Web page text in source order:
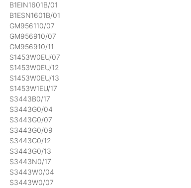
B1EIN1601B/01
B1ESN1601B/01
GM956110/07
GM956910/07
GM956910/11
S1453W0EU/07
S1453W0EU/12
S1453W0EU/13
S1453W1EU/17
S3443B0/17
S3443G0/04
S3443G0/07
S3443G0/09
S3443G0/12
S3443G0/13
S3443N0/17
S3443W0/04
S3443W0/07